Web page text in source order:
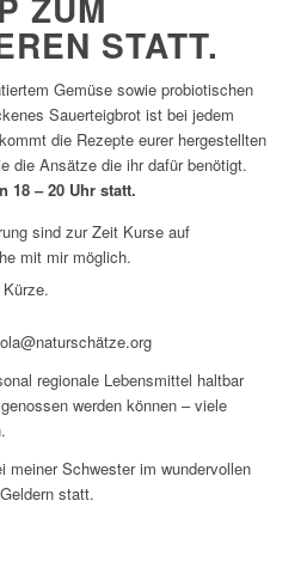
STATT.
Gemüse sowie probiotischen
Sauerteigbrot ist bei jedem
die Rezepte eurer hergestellten
die Ansätze die ihr dafür benötigt.
18 – 20 Uhr statt.
sind zur Zeit Kurse auf
mit mir möglich.
regionale Lebensmittel haltbar
werden können – viele
meiner Schwester im wundervollen
statt.